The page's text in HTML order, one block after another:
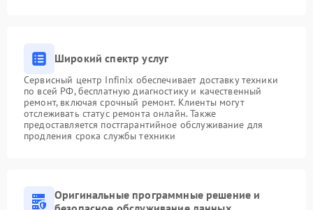
Широкий спектр услуг
Сервисный центр Infinix обеспечивает доставку техники
по всей РФ, бесплатную диагностику и качественный
ремонт, включая срочный ремонт. Клиенты могут
отслеживать статус ремонта онлайн. Также
предоставляется постгарантийное обслуживание для
продления срока службы техники
Оригинальные программные решение и